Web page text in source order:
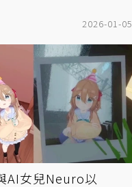
2026-01-05
AI女兒Neuro以